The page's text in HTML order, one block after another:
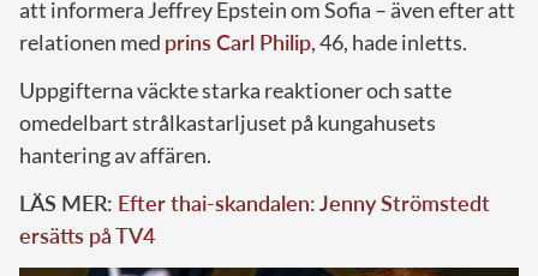
att informera Jeffrey Epstein om Sofia – även efter att
relationen med prins Carl Philip, 46, hade inletts.
Uppgifterna väckte starka reaktioner och satte
omedelbart strålkastarljuset på kungahusets
hantering av affären.
LÄS MER: Efter thai-skandalen: Jenny Strömstedt
ersätts på TV4